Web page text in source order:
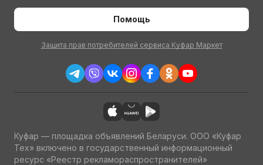
Помощь
Защита прав потребителей сервиса Куфар Маркет
Куфар — площадка объявлений Беларуси. ООО «Куфар
Тех» включено в государственный информационный
ресурс «Реестр рекламораспространителей»